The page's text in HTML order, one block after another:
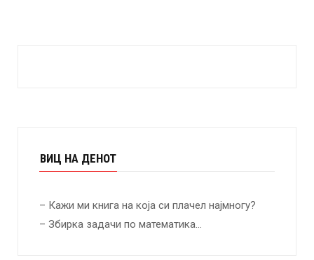
ВИЦ НА ДЕНОТ
– Кажи ми книга на која си плачел најмногу?
– Збирка задачи по математика…